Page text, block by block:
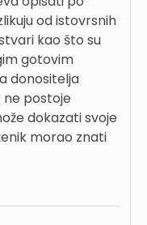
od istovrsnih
kao što su
gotovim
donositelja
ne postoje
dokazati svoje
morao znati